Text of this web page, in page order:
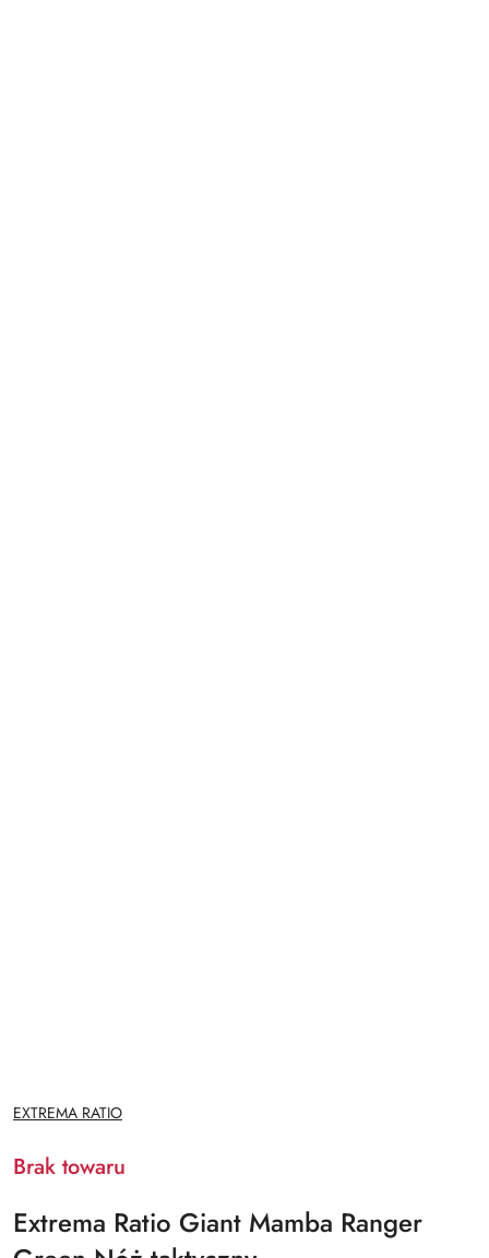
NAZWA
PRODUCENTA:
EXTREMA RATIO
Brak towaru
Extrema Ratio Giant Mamba Ranger